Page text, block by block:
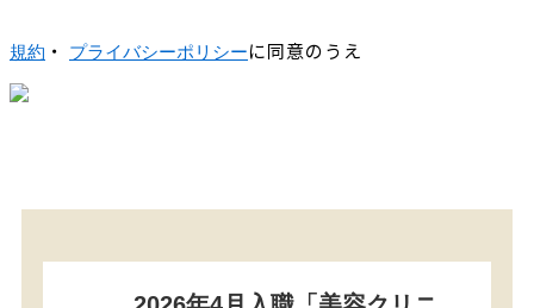
規約 ・ プライバシーポリシーに同意のうえ